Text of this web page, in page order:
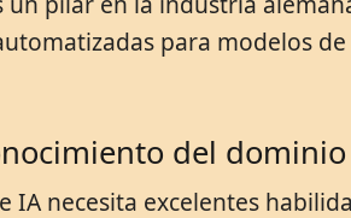
para modelos
del dominio
IA necesita excelentes